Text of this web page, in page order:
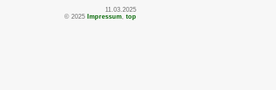
11.03.2025
© 2025 Impressum top